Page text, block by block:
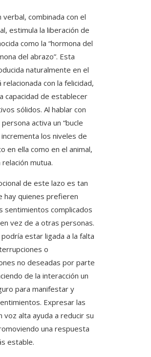
verbal, combinada con el
estimula la liberación de
como la “hormona del
del abrazo”. Esta
naturalmente en el
con la felicidad,
capacidad de establecer
sólidos. Al hablar con
activa un “bucle
los niveles de
en ella como en el animal,
mutua.
de este lazo es tan
hay quienes prefieren
sentimientos complicados
vez de a otras personas.
estar ligada a la falta
o
no deseadas por parte
de la interacción un
para manifestar y
Expresar las
voz alta ayuda a reducir su
una respuesta
estable.